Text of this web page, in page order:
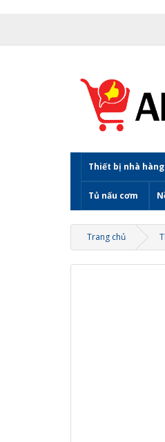
Thiết bị nhà hàng
Tủ nấu cơm
Trang chủ